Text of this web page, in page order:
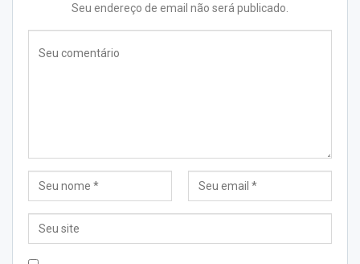
Seu endereço de email não será publicado.